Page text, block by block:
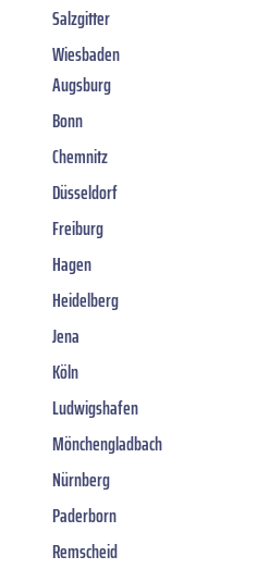
Salzgitter
Wiesbaden
Augsburg
Bonn
Chemnitz
Düsseldorf
Freiburg
Hagen
Heidelberg
Jena
Köln
Ludwigshafen
Mönchengladbach
Nürnberg
Paderborn
Remscheid